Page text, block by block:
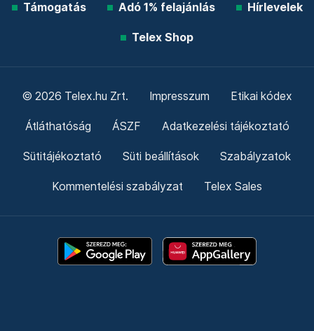
Támogatás Adó 1% felajánlás Hírlevelek
Telex Shop
© 2026 Telex.hu Zrt. Impresszum Etikai kódex
Átláthatóság ÁSZF Adatkezelési tájékoztató
Sütitájékoztató Süti beállítások Szabályzatok
Kommentelési szabályzat Telex Sales